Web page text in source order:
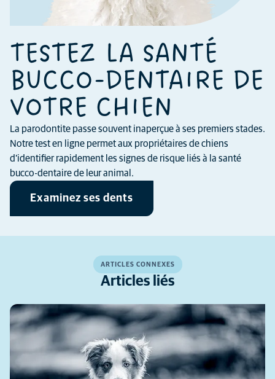
TESTEZ LA SANTÉ
BUCCO-DENTAIRE DE
VOTRE CHIEN
La parodontite passe souvent inaperçue à ses premiers stades.
Notre test en ligne permet aux propriétaires de chiens
d’identifier rapidement les signes de risque liés à la santé
bucco-dentaire de leur animal.
Examinez ses dents
ARTICLES CONNEXES
Articles liés